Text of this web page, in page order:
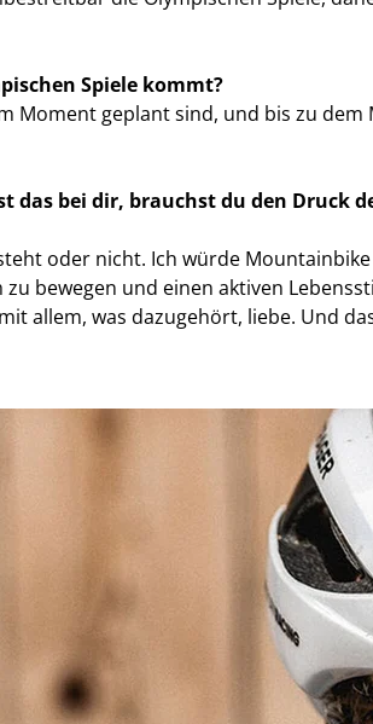
Spiele kommt?
Moment geplant sind, und bis zu
bei dir, brauchst du den Druck
oder nicht. Ich würde
bewegen und einen aktiven
allem, was dazugehört, liebe. Und